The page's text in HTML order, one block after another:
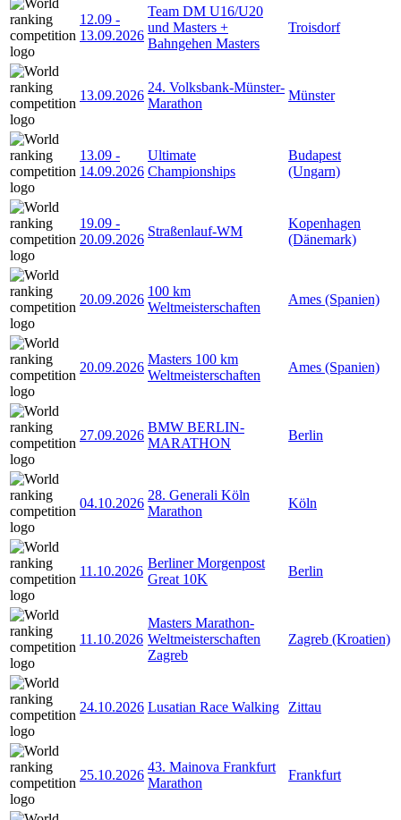
12.09 -
13.09.2026
Team DM U16/U20
und Masters +
Bahngehen Masters
Troisdorf
13.09.2026
24. Volksbank-Münster-
Marathon
Münster
13.09 -
14.09.2026
Ultimate
Championships
Budapest
(Ungarn)
19.09 -
20.09.2026
Straßenlauf-WM
Kopenhagen
(Dänemark)
20.09.2026
100 km
Weltmeisterschaften
Ames (Spanien)
20.09.2026
Masters 100 km
Weltmeisterschaften
Ames (Spanien)
27.09.2026
BMW BERLIN-
MARATHON
Berlin
04.10.2026
28. Generali Köln
Marathon
Köln
11.10.2026
Berliner Morgenpost
Great 10K
Berlin
11.10.2026
Masters Marathon-
Weltmeisterschaften
Zagreb
Zagreb (Kroatien)
24.10.2026 Lusatian Race Walking Zittau
25.10.2026
43. Mainova Frankfurt
Marathon
Frankfurt